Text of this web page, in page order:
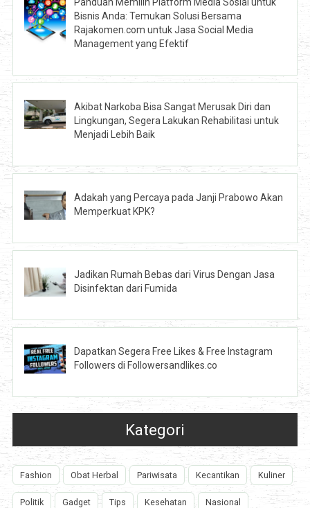
Panduan Memilih Platform Media Sosial untuk
Bisnis Anda: Temukan Solusi Bersama
Rajakomen.com untuk Jasa Social Media
Management yang Efektif
Akibat Narkoba Bisa Sangat Merusak Diri dan
Lingkungan, Segera Lakukan Rehabilitasi untuk
Menjadi Lebih Baik
Adakah yang Percaya pada Janji Prabowo Akan
Memperkuat KPK?
Jadikan Rumah Bebas dari Virus Dengan Jasa
Disinfektan dari Fumida
Dapatkan Segera Free Likes & Free Instagram
Followers di Followersandlikes.co
Kategori
Fashion Obat Herbal Pariwisata Kecantikan Kuliner
Politik Gadget Tips Kesehatan Nasional